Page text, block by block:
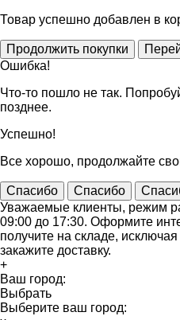
Товар успешно добавлен в
Ошибка!
Что-то пошло не так.
позднее.
Успешно!
Все хорошо, продолжайте
Спасибо Спасибо
Уважаемые клиенты, режим
09:00 до 17:30. Оформите
получите на складе,
закажите доставку.
+
Ваш город:
Выбрать
Выберите ваш город: